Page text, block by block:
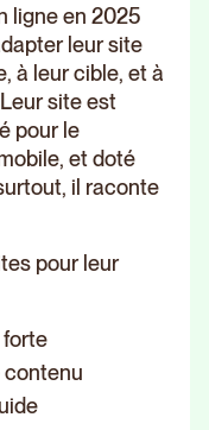
ligne en 2025
leur site
à leur cible, et à
site est
pour le
et doté
il raconte
pour leur
forte